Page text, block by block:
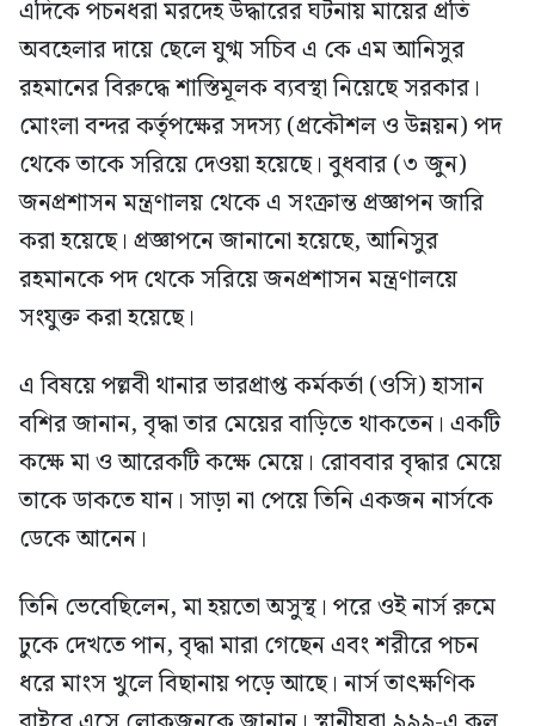
এদিকে পচনধরা মরদেহ উদ্ধারের ঘটনায় মায়ের প্রতি
অবহেলার দায়ে ছেলে যুগ্ম সচিব এ কে এম আনিসুর
রহমানের বিরুদ্ধে শাস্তিমূলক ব্যবস্থা নিয়েছে সরকার।
মোংলা বন্দর কর্তৃপক্ষের সদস্য (প্রকৌশল ও উন্নয়ন) পদ
থেকে তাকে সরিয়ে দেওয়া হয়েছে। বুধবার (৩ জুন)
জনপ্রশাসন মন্ত্রণালয় থেকে এ সংক্রান্ত প্রজ্ঞাপন জারি
করা হয়েছে। প্রজ্ঞাপনে জানানো হয়েছে, আনিসুর
রহমানকে পদ থেকে সরিয়ে জনপ্রশাসন মন্ত্রণালয়ে
সংযুক্ত করা হয়েছে।
এ বিষয়ে পল্লবী থানার ভারপ্রাপ্ত কর্মকর্তা (ওসি) হাসান
বশির জানান, বৃদ্ধা তার মেয়ের বাড়িতে থাকতেন। একটি
কক্ষে মা ও আরেকটি কক্ষে মেয়ে। রোববার বৃদ্ধার মেয়ে
তাকে ডাকতে যান। সাড়া না পেয়ে তিনি একজন নার্সকে
ডেকে আনেন।
তিনি ভেবেছিলেন, মা হয়তো অসুস্থ। পরে ওই নার্স রুমে
ঢুকে দেখতে পান, বৃদ্ধা মারা গেছেন এবং শরীরে পচন
ধরে মাংস খুলে বিছানায় পড়ে আছে। নার্স তাৎক্ষণিক